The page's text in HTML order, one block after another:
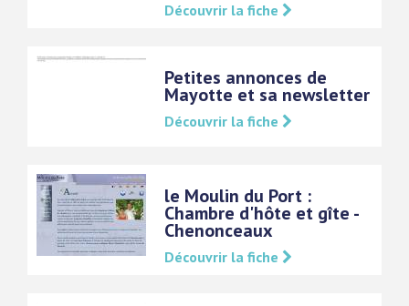
Découvrir la fiche
Petites annonces de
Mayotte et sa newsletter
Découvrir la fiche
le Moulin du Port :
Chambre d'hôte et gîte -
Chenonceaux
Découvrir la fiche